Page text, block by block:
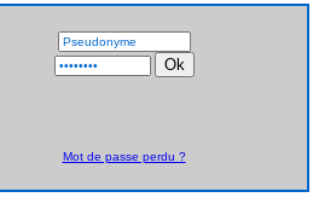
Mot de passe perdu ?